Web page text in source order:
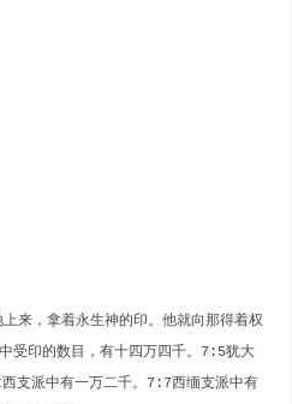
来，拿着永生神的印。他就向那得着权
受印的数目，有十四万四千。 7:5犹大
支派中有一万二千。 7:7西缅支派中有